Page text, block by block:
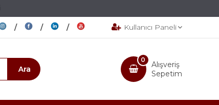
Kullanıcı Paneli
Alışveriş
Sepetim
0